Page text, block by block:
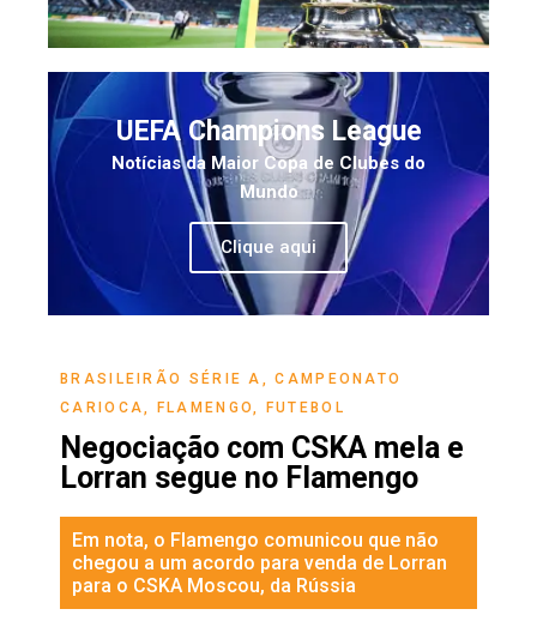
UEFA Champions League
Notícias da Maior Copa de Clubes do
Mundo
Clique aqui
BRASILEIRÃO SÉRIE A ,CAMPEONATO
CARIOCA
FLAMENGO FUTEBOL
Negociação com CSKA mela e
Lorran segue no Flamengo
Em nota, o Flamengo comunicou que não
chegou a um acordo para venda de Lorran
para o CSKA Moscou, da Rússia